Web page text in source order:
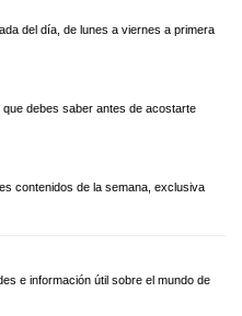
del día, de lunes a viernes a primera
debes saber antes de acostarte
contenidos de la semana, exclusiva
e información útil sobre el mundo de